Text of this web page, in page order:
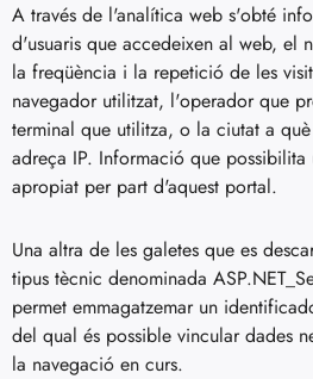
A través de l'analítica web s'obté
d'usuaris que accedeixen al web, el
la freqüència i la repetició de les
navegador utilitzat, l'operador que
terminal que utilitza, o la ciutat a què
adreça IP. Informació que
apropiat per part d'aquest portal.
Una altra de les galetes que es
tipus tècnic denominada
permet emmagatzemar un
del qual és possible vincular dades
la navegació en curs.